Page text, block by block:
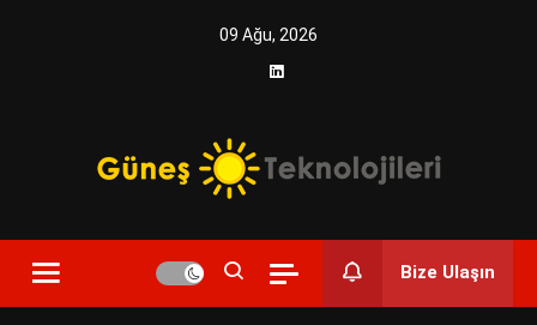
09 Ağu, 2026
Güneş Teknolojileri | Solar
Enerji Çözümleri ve
Bize Ulaşın